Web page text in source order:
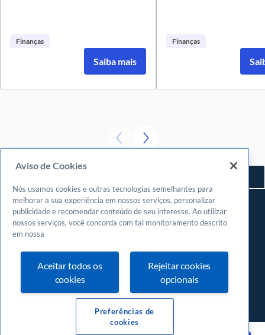
Finanças
Saiba mais
Finanças
Navegue
Meu espaço
Fazer login
Cadastrar-se
Central de atendimento
0800570 0800
Aviso de Cookies
Nós usamos cookies e outras tecnologias semelhantes para
melhorar a sua experiência em nossos serviços, personalizar
publicidade e recomendar conteúdo de seu interesse. Ao utilizar
nossos serviços, você concorda com tal monitoramento descrito
em nossa
Aceitar todos os
cookies
Rejeitar cookies
opcionais
Preferências de
cookies